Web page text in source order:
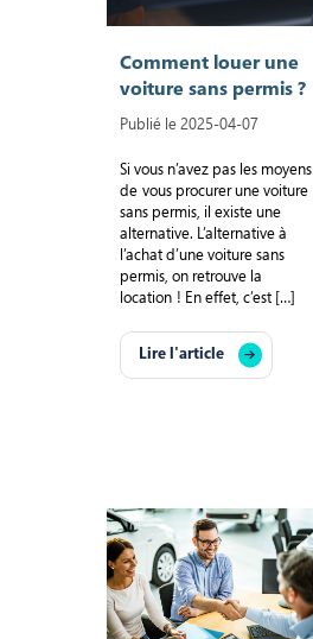
Comment louer une
voiture sans permis ?
Publié le 2025-04-07
Si vous n’avez pas les moyens
de vous procurer une voiture
sans permis, il existe une
alternative. L’alternative à
l’achat d’une voiture sans
permis, on retrouve la
location ! En effet, c’est […]
Lire l'article